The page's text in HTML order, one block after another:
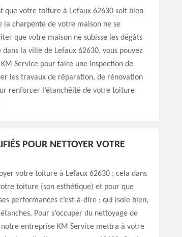
que votre toiture à Lefaux 62630 soit bien
charpente de votre maison ne se
que votre maison ne subisse les dégâts
la ville de Lefaux 62630, vous pouvez
Service pour faire une inspection de
les travaux de réparation, de rénovation
renforcer l’étanchéité de votre toiture
POUR NETTOYER VOTRE
votre toiture à Lefaux 62630 ; cela dans
toiture (son esthétique) et pour que
performances c’est-à-dire : qui isole bien,
Pour s’occuper du nettoyage de
entreprise KM Service mettra à votre